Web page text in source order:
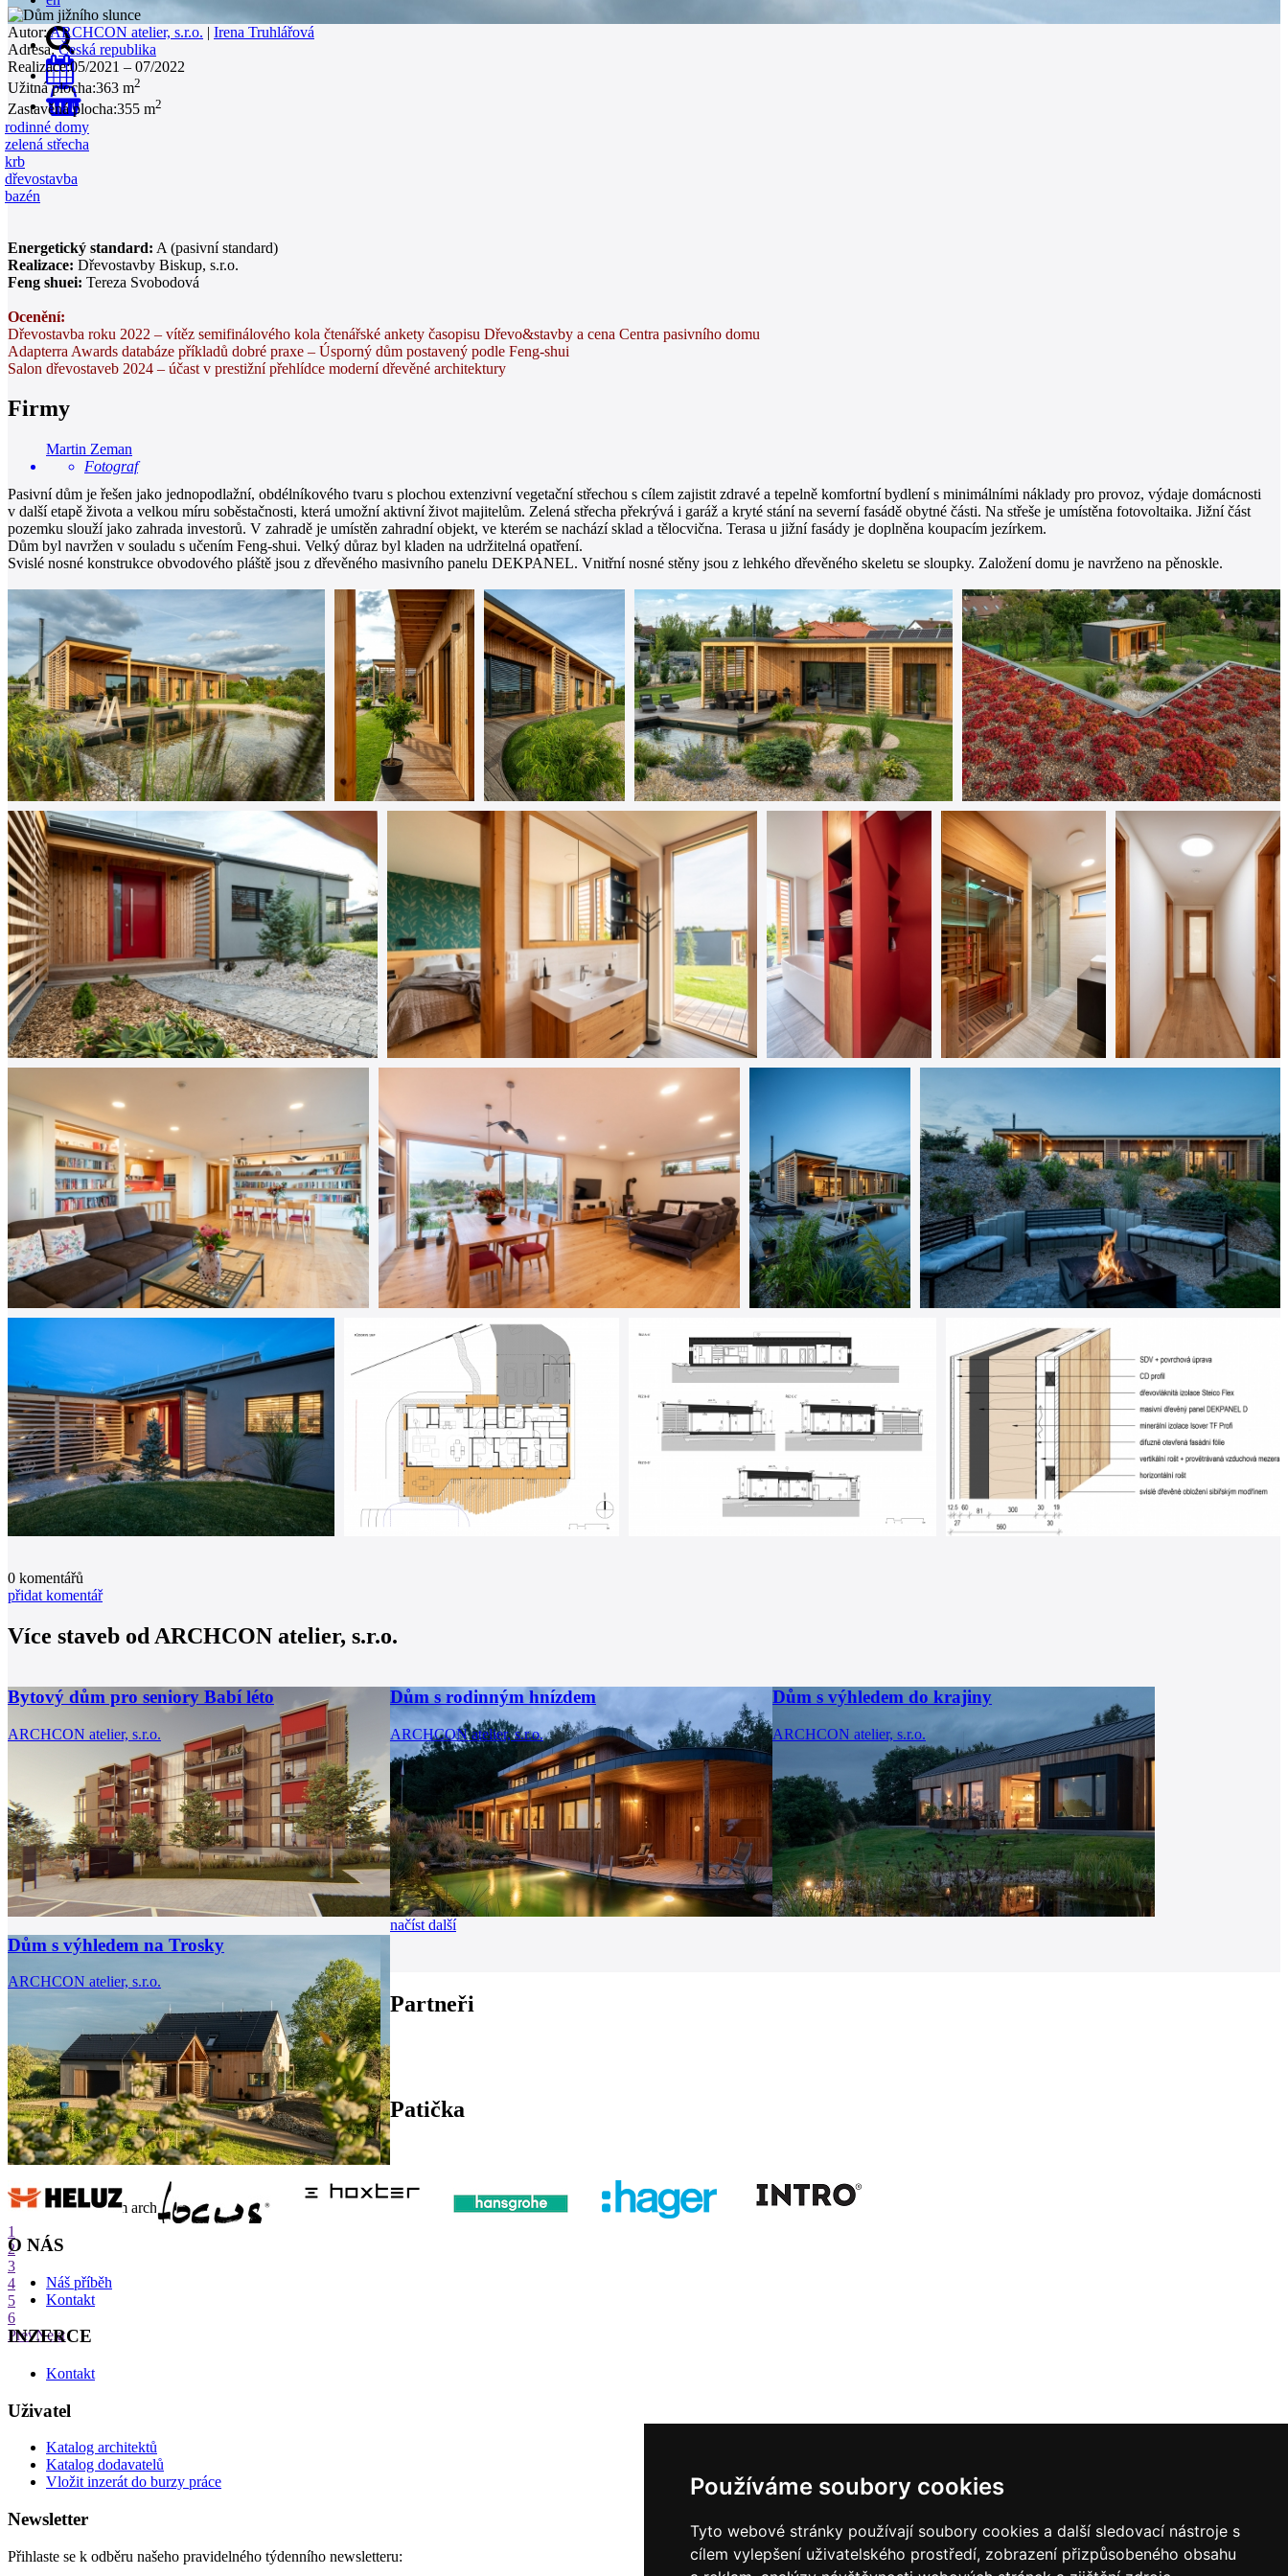
Používáme soubory cookies
Tyto webové stránky používají soubory cookies a další sledovací nástroje s
cílem vylepšení uživatelského prostředí, zobrazení přizpůsobeného obsahu
0
Autor:ARCHCON atelier, s.r.o. | Irena Truhlářová
Adresa: Česká republika
Realizace:05/2021 – 07/2022
Užitná plocha:363 m2
Zastavěná plocha:355 m2
rodinné domy
zelená střecha
krb
dřevostavba
bazén
Energetický standard: A (pasivní standard)
Realizace: Dřevostavby Biskup, s.r.o.
Feng shuei: Tereza Svobodová
Ocenění:
Dřevostavba roku 2022 – vítěz semifinálového kola čtenářské ankety časopisu Dřevo&stavby a cena Centra pasivního domu
Adapterra Awards databáze příkladů dobré praxe – Úsporný dům postavený podle Feng-shui
Salon dřevostaveb 2024 – účast v prestižní přehlídce moderní dřevěné architektury
Firmy
Martin Zeman
Fotograf
Pasivní dům je řešen jako jednopodlažní, obdélníkového tvaru s plochou extenzivní vegetační střechou s cílem zajistit zdravé a tepelně komfortní bydlení s minimálními náklady pro provoz, výdaje domácnosti
v další etapě života a velkou míru soběstačnosti, která umožní aktivní život majitelům. Zelená střecha překrývá i garáž a kryté stání na severní fasádě obytné části. Na střeše je umístěna fotovoltaika. Jižní část
pozemku slouží jako zahrada investorů. V zahradě je umístěn zahradní objekt, ve kterém se nachází sklad a tělocvična. Terasa u jižní fasády je doplněna koupacím jezírkem.
Dům byl navržen v souladu s učením Feng-shui. Velký důraz byl kladen na udržitelná opatření.
Svislé nosné konstrukce obvodového pláště jsou z dřevěného masivního panelu DEKPANEL. Vnitřní nosné stěny jsou z lehkého dřevěného skeletu se sloupky. Založení domu je navrženo na pěnoskle.
0 komentářů
přidat komentář
Více staveb odARCHCON atelier, s.r.o.
Bytový dům pro seniory Babí léto
ARCHCON atelier, s.r.o.
Dům s rodinným hnízdem
ARCHCON atelier, s.r.o.
Dům s výhledem do krajiny
ARCHCON atelier, s.r.o.
Dům s výhledem na Trosky
ARCHCON atelier, s.r.o.
načíst další
Partneři
1
2
3
4
5
6
PrevNext
Patička
internetové centrum architektury
O NÁS
Náš příběh
Kontakt
INZERCE
Kontakt
Uživatel
Katalog architektů
Katalog dodavatelů
Vložit inzerát do burzy práce
Newsletter
Přihlaste se k odběru našeho pravidelného týdenního newsletteru: